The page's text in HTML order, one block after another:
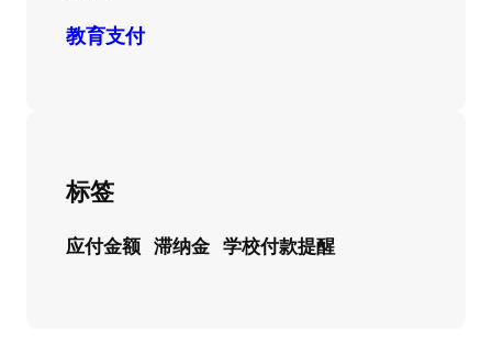
教育支付
标签
应付金额 滞纳金 学校付款提醒